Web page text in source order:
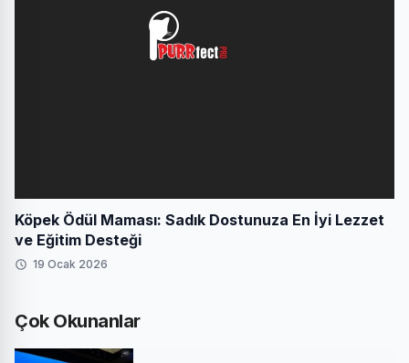
Köpek Ödül Maması: Sadık Dostunuza En İyi Lezzet
ve Eğitim Desteği
19 Ocak 2026
Çok Okunanlar